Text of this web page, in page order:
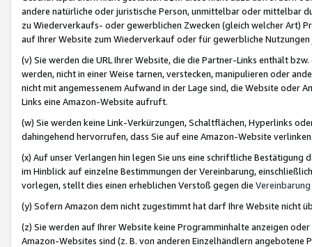
andere natürliche oder juristische Person, unmittelbar oder mittelbar
zu Wiederverkaufs- oder gewerblichen Zwecken (gleich welcher Art)
auf Ihrer Website zum Wiederverkauf oder für gewerbliche
(v) Sie werden die URL Ihrer Website, die die Partner-Links enthält
werden, nicht in einer Weise tarnen, verstecken, manipulieren oder
nicht mit angemessenem Aufwand in der Lage sind, die Website oder
Links eine Amazon-Website aufruft.
(w) Sie werden keine Link-Verkürzungen, Schaltflächen, Hyperlinks
dahingehend hervorrufen, dass Sie auf eine Amazon-Website
(x) Auf unser Verlangen hin legen Sie uns eine schriftliche
im Hinblick auf einzelne Bestimmungen der Vereinbarung,
vorlegen, stellt dies einen erheblichen Verstoß gegen die Vereinbarung
(y) Sofern Amazon dem nicht zugestimmt hat darf Ihre Website nicht
(z) Sie werden auf Ihrer Website keine Programminhalte anzeigen
Amazon-Websites sind (z. B. von anderen Einzelhändlern